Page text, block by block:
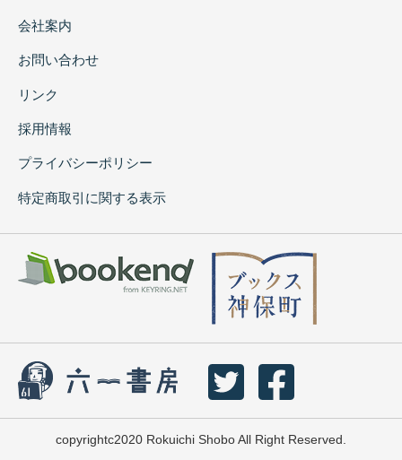
会社案内
お問い合わせ
リンク
採用情報
プライバシーポリシー
特定商取引に関する表示
copyrightc2020 Rokuichi Shobo All Right Reserved.